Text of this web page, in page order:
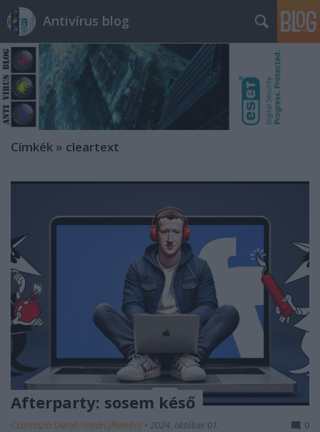
Antivírus blog
Címkék » cleartext
Afterparty: sosem késő
Csizmazia Darab István [Rambo] • 2024. október 01. 0